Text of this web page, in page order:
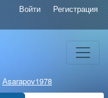
Войти Регистрация
Аsarapov1978